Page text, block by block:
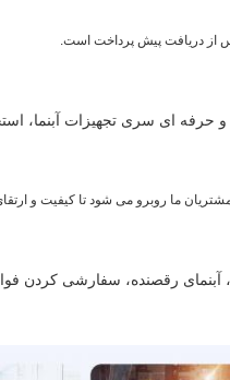
ای سری تجهیزات آبنما، استخر و
ما روبرو می شود تا کیفیت و
آبنمای رقصنده، سفارشی کردن